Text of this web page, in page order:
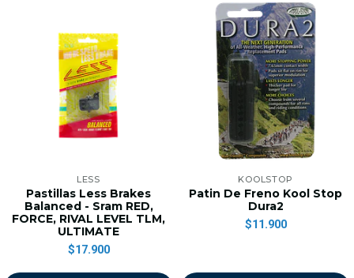
LESS
Pastillas Less Brakes
Balanced - Sram RED,
FORCE, RIVAL LEVEL TLM,
ULTIMATE
$17.900
KOOLSTOP
Patin De Freno Kool Stop
Dura2
$11.900